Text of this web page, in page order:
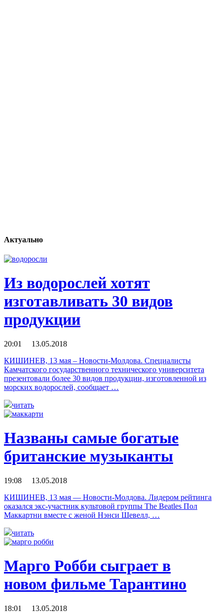
Актуально
Из водорослей хотят
изготавливать 30 видов
продукции
20:01 13.05.2018
КИШИНЕВ, 13 мая – Новости-Молдова. Специалисты
Камчатского государственного технического университета
презентовали более 30 видов продукции, изготовленной из
морских водорослей, сообщает …
читать
Названы самые богатые
британские музыканты
19:08 13.05.2018
КИШИНЕВ, 13 мая — Новости-Молдова. Лидером рейтинга
оказался экс-участник культовой группы The Beatles Пол
Маккартни вместе с женой Нэнси Шевелл, …
читать
Марго Робби сыграет в
новом фильме Тарантино
18:01 13.05.2018